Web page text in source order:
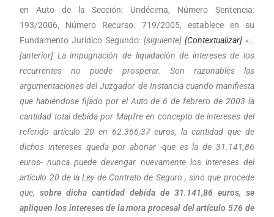
en Auto de la Sección: Undécima, Número Sentencia:
193/2006, Número Recurso: 719/2005, establece en su
Fundamento Jurídico Segundo: [siguiente] [Contextualizar]«…
[anterior] La impugnación de liquidación de intereses de los
recurrentes no puede prosperar. Son razonables las
argumentaciones del Juzgador de Instancia cuando manifiesta
que habiéndose fijado por el Auto de 6 de febrero de 2003 la
cantidad total debida por Mapfre en concepto de intereses del
referido artículo 20 en 62.366,37 euros, la cantidad que de
dichos intereses queda por abonar -que es la de 31.141,86
euros- nunca puede devengar nuevamente los intereses del
artículo 20 de la Ley de Contrato de Seguro , sino que procede
que,sobre dicha cantidad debida de 31.141,86 euros, se
apliquen los intereses de la mora procesal del artículo 576 de